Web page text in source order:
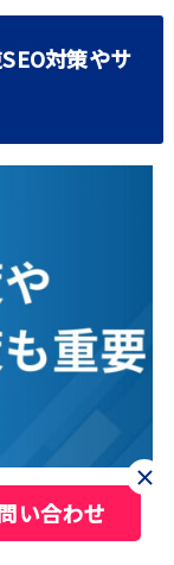
対策やサ
サジェスト対
い合わせ